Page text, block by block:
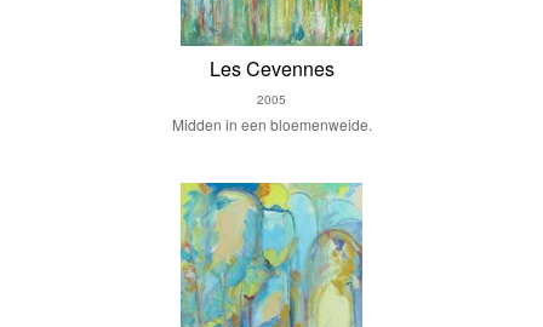
Les Cevennes
2005
Midden in een bloemenweide.